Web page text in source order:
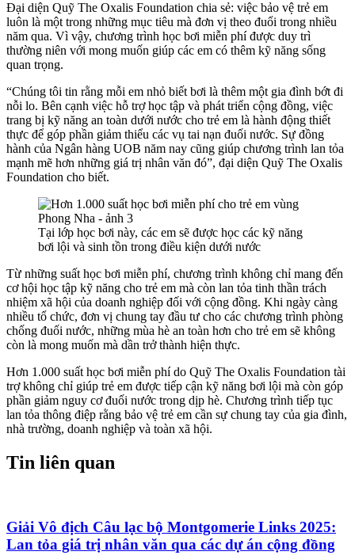
Đại diện Quỹ The Oxalis Foundation chia sẻ: việc bảo vệ trẻ em
luôn là một trong những mục tiêu mà đơn vị theo đuổi trong nhiều
năm qua. Vì vậy, chương trình học bơi miễn phí được duy trì
thường niên với mong muốn giúp các em có thêm kỹ năng sống
quan trọng.
“Chúng tôi tin rằng mỗi em nhỏ biết bơi là thêm một gia đình bớt đi
nỗi lo. Bên cạnh việc hỗ trợ học tập và phát triển cộng đồng, việc
trang bị kỹ năng an toàn dưới nước cho trẻ em là hành động thiết
thực để góp phần giảm thiểu các vụ tai nạn đuối nước. Sự đồng
hành của Ngân hàng UOB năm nay cũng giúp chương trình lan tỏa
mạnh mẽ hơn những giá trị nhân văn đó”, đại diện Quỹ The Oxalis
Foundation cho biết.
Tại lớp học bơi này, các em sẽ được học các kỹ năng
bơi lội và sinh tồn trong điều kiện dưới nước
Từ những suất học bơi miễn phí, chương trình không chỉ mang đến
cơ hội học tập kỹ năng cho trẻ em mà còn lan tỏa tinh thần trách
nhiệm xã hội của doanh nghiệp đối với cộng đồng. Khi ngày càng
nhiều tổ chức, đơn vị chung tay đầu tư cho các chương trình phòng
chống đuối nước, những mùa hè an toàn hơn cho trẻ em sẽ không
còn là mong muốn mà dần trở thành hiện thực.
Hơn 1.000 suất học bơi miễn phí do Quỹ The Oxalis Foundation tài
trợ không chỉ giúp trẻ em được tiếp cận kỹ năng bơi lội mà còn góp
phần giảm nguy cơ đuối nước trong dịp hè. Chương trình tiếp tục
lan tỏa thông điệp rằng bảo vệ trẻ em cần sự chung tay của gia đình,
nhà trường, doanh nghiệp và toàn xã hội.
Tin liên quan
Giải Vô địch Câu lạc bộ Montgomerie Links 2025:
Lan tỏa giá trị nhân văn qua các dự án cộng đồng